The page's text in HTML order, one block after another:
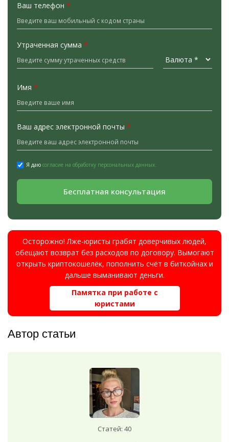
Ваш телефон *
Утраченная сумма *
Имя *
Ваш адрес электронной почты *
Я даю согласие на обработку персональных данных.
Бесплатная консультация
Осторожно! Лже-юристы грабят доверчивых людей,
обещают возврат без расходов по договору. Вымогают
открыть криптокошелёк, пополнить счёт в биткойнах и
дальше выманивают деньги.
Памятка при работе с
юристами
Автор статьи
Статей: 40